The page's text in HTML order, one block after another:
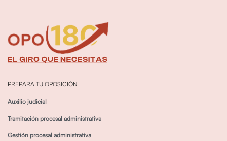
PREPARA TU OPOSICIÓN
Auxilio judicial
Tramitación procesal administrativa
Gestión procesal administrativa